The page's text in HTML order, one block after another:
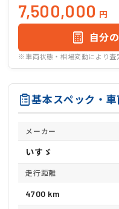
7,500,000 円
自分
※車両状態・相場変動により査
基本スペック・車
メーカー
いすゞ
走行距離
4700 km